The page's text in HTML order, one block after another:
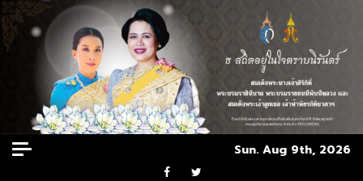
Skip
to
Sun. Aug 9th, 2026
Facebook
Twitter